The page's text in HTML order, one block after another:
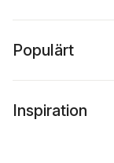
Populärt
Inspiration